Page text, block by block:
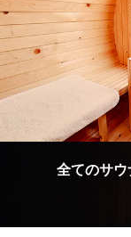
全てのサ